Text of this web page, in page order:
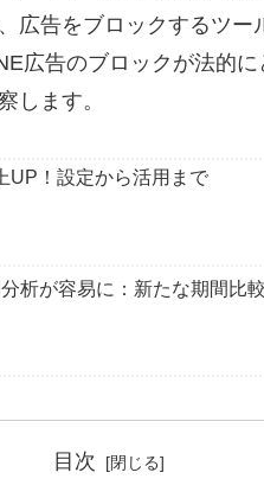
広告をブロックするツ
広告のブロックが法的
します。
UP！設定から活用まで
析が容易に：新たな期間比
目次